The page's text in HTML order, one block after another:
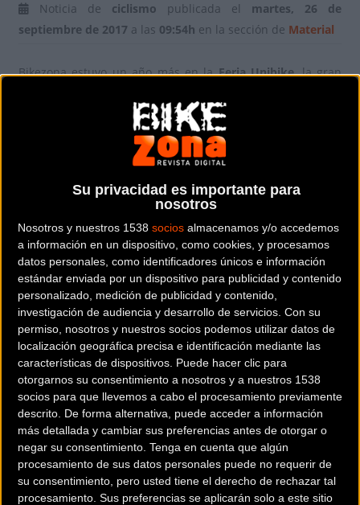
Su privacidad es importante para
nosotros
Nosotros y nuestros 1538 socios almacenamos y/o accedemos
a información en un dispositivo, como cookies, y procesamos
datos personales, como identificadores únicos e información
estándar enviada por un dispositivo para publicidad y contenido
personalizado, medición de publicidad y contenido,
investigación de audiencia y desarrollo de servicios. Con su
permiso, nosotros y nuestros socios podemos utilizar datos de
localización geográfica precisa e identificación mediante las
características de dispositivos. Puede hacer clic para
otorgarnos su consentimiento a nosotros y a nuestros 1538
socios para que llevemos a cabo el procesamiento previamente
descrito. De forma alternativa, puede acceder a información
más detallada y cambiar sus preferencias antes de otorgar o
negar su consentimiento. Tenga en cuenta que algún
procesamiento de sus datos personales puede no requerir de
su consentimiento, pero usted tiene el derecho de rechazar tal
procesamiento. Sus preferencias se aplicarán solo a este sitio
Noticia de ciclismo publicada el martes, 26 de
septiembre de 2017 a las 09:54h en la sección de Material
Bikezona estuvo un año más en laFeria Unibike, la gran
nos han preparado para la próxima temporada. Ya estamos
preparando los vídeos con las novedades más destacadas
de esta edición que iremos publicando a lo largo de las
Para abrir boca te dejamos este resumen flash con algunos
de los mejores momentos de lo vivido en Ifema.
Si prefieres también puedes ver las galerías de imágenes.